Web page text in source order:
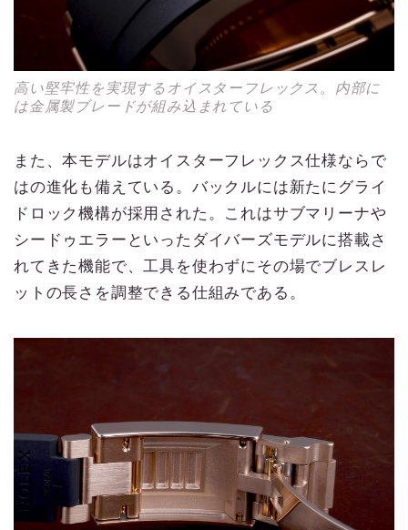
高い堅牢性を実現するオイスターフレックス。内部に
は金属製ブレードが組み込まれている
また、本モデルはオイスターフレックス仕様ならで
はの進化も備えている。バックルには新たにグライ
ドロック機構が採用された。これはサブマリーナや
シードゥエラーといったダイバーズモデルに搭載さ
れてきた機能で、工具を使わずにその場でブレスレ
ットの長さを調整できる仕組みである。